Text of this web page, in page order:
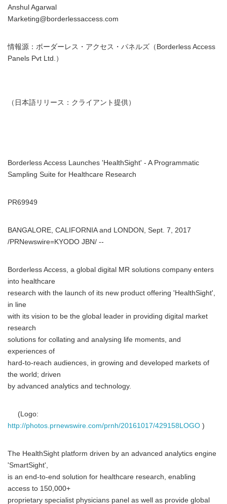
Anshul Agarwal
Marketing@borderlessaccess.com
情報源：ボーダーレス・アクセス・パネルズ（Borderless Access
Panels Pvt Ltd.）
（日本語リリース：クライアント提供）
Borderless Access Launches 'HealthSight' - A Programmatic
Sampling Suite for Healthcare Research
PR69949
BANGALORE, CALIFORNIA and LONDON, Sept. 7, 2017
/PRNewswire=KYODO JBN/ --
Borderless Access, a global digital MR solutions company enters
into healthcare
research with the launch of its new product offering 'HealthSight',
in line
with its vision to be the global leader in providing digital market
research
solutions for collating and analysing life moments, and
experiences of
hard-to-reach audiences, in growing and developed markets of
the world; driven
by advanced analytics and technology.
(Logo:
http://photos.prnewswire.com/prnh/20161017/429158LOGO )
The HealthSight platform driven by an advanced analytics engine
'SmartSight',
is an end-to-end solution for healthcare research, enabling
access to 150,000+
proprietary specialist physicians panel as well as provide global